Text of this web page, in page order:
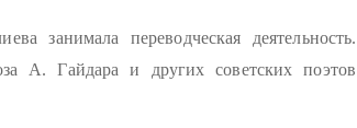
занимала переводческая
А. Гайдара и других советских